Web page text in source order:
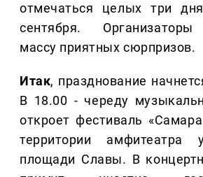
отмечаться целых три
сентября. Организаторы
массу приятных сюрпризов.
Итак, празднование
В 18.00 - череду
откроет фестиваль
территории
площади Славы. В